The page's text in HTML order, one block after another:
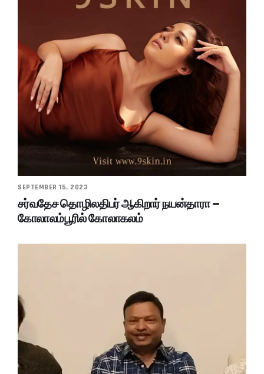
SEPTEMBER 15, 2023
சர்வதேச தொழிலதிபர் ஆகிறார் நயன்தாரா –
கோலாலம்பூரில் கோலாகலம்